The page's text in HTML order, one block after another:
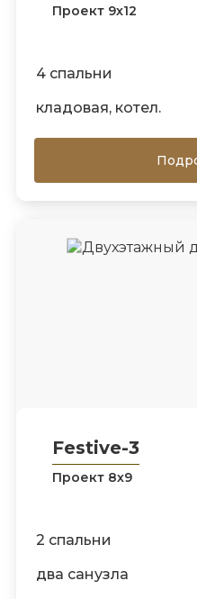
Проект 9х12
4 спальни
кладовая, котел.
Festive-3
Проект 8х9
2 спальни
два санузла